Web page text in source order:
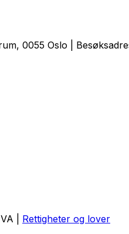
0055 Oslo |
| Rettigheter og lover